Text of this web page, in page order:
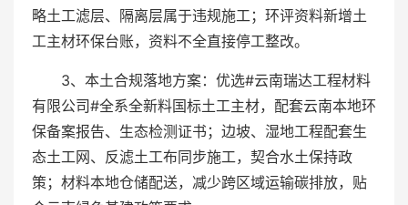
略土工滤层、隔离层属于违规施工；环评资料新增土
工主材环保台账，资料不全直接停工整改。
3、本土合规落地方案：优选#云南瑞达工程材料
有限公司#全系全新料国标土工主材，配套云南本地环
保备案报告、生态检测证书；边坡、湿地工程配套生
态土工网、反滤土工布同步施工，契合水土保持政
策；材料本地仓储配送，减少跨区域运输碳排放，贴